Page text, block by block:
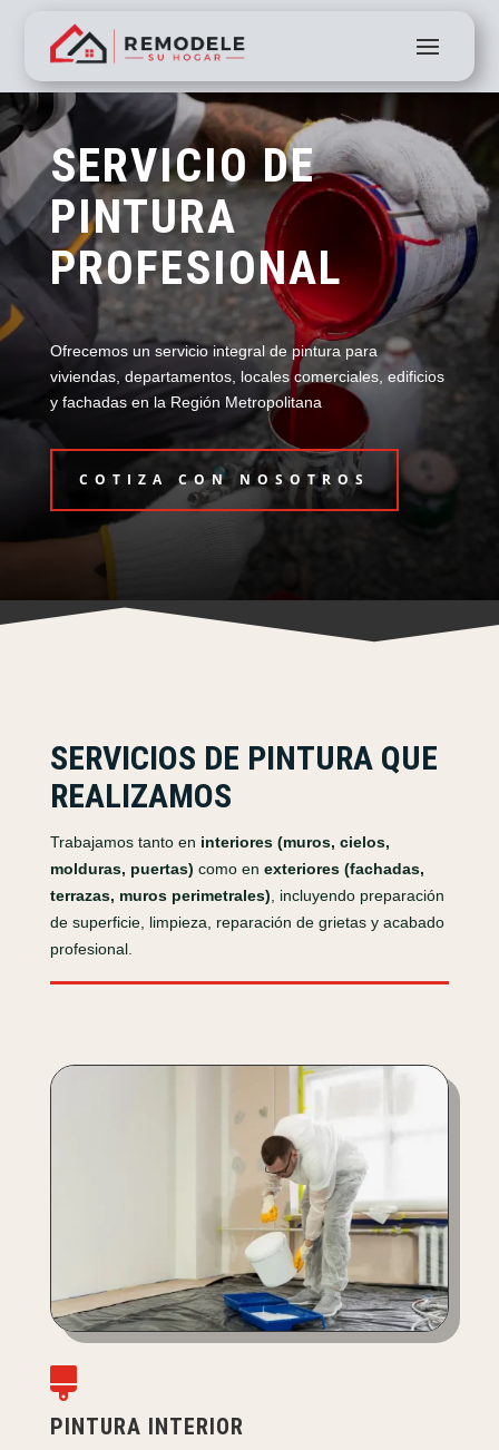
SERVICIO DE
PINTURA
PROFESIONAL
Ofrecemos un servicio integral de pintura para
viviendas, departamentos, locales comerciales, edificios
y fachadas en la Región Metropolitana
COTIZA CON NOSOTROS
SERVICIOS DE PINTURA QUE
REALIZAMOS
Trabajamos tanto en interiores (muros, cielos,
molduras, puertas) como en exteriores (fachadas,
terrazas, muros perimetrales), incluyendo preparación
de superficie, limpieza, reparación de grietas y acabado
profesional.

PINTURA INTERIOR